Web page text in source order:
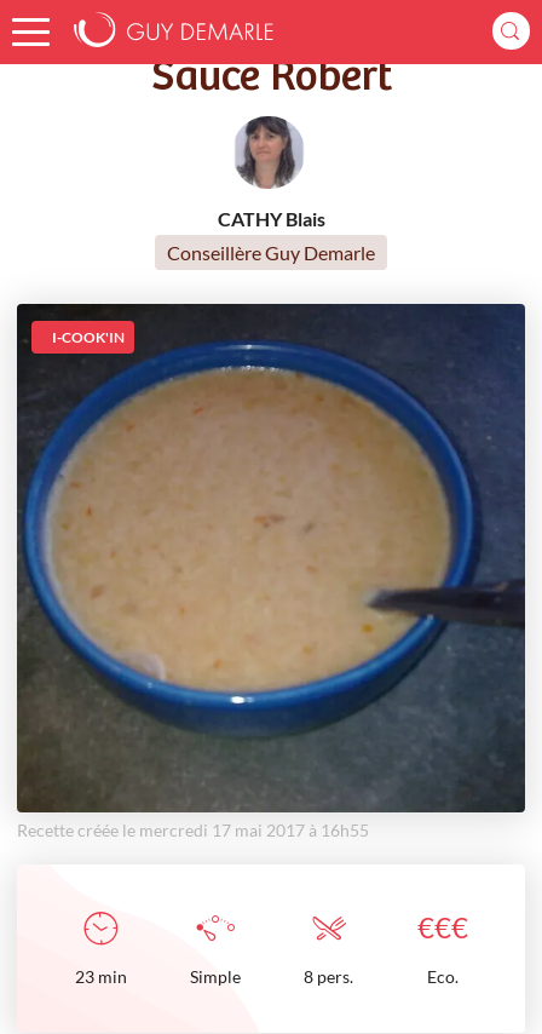
Accueil Recettes Sauce Robert
Sauce Robert
CATHY Blais
Conseillère Guy Demarle
I-COOK'IN
Recette créée le mercredi 17 mai 2017 à 16h55
€€€
23 min Simple 8 pers. Eco.